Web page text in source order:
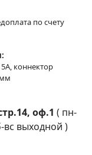
по счету
коннектор
оф.1 ( пн-
вс выходной )